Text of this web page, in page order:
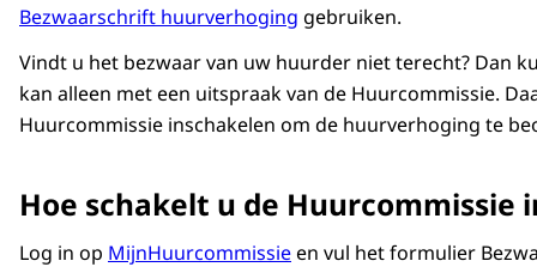
Bezwaarschrift huurverhoging gebruiken.
Vindt u het bezwaar van uw huurder niet terecht? Dan
kan alleen met een uitspraak van de Huurcommissie.
Huurcommissie inschakelen om de huurverhoging te
Hoe schakelt u de Huurcommissie
Log in op MijnHuurcommissieen vul het formulier